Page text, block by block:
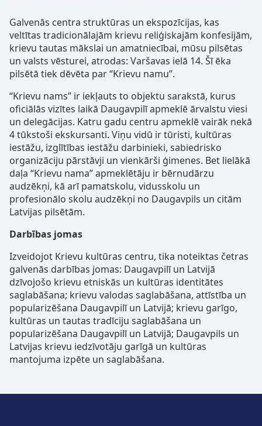
Galvenās centra struktūras un ekspozīcijas, kas
veltītas tradicionālajām krievu reliģiskajām konfesijām,
krievu tautas mākslai un amatniecībai, mūsu pilsētas
un valsts vēsturei, atrodas: Varšavas ielā 14. Šī ēka
pilsētā tiek dēvēta par “Krievu namu”.
“Krievu nams” ir iekļauts to objektu sarakstā, kurus
oficiālās vizītes laikā Daugavpilī apmeklē ārvalstu viesi
un delegācijas. Katru gadu centru apmeklē vairāk nekā
4 tūkstoši ekskursanti. Viņu vidū ir tūristi, kultūras
iestāžu, izglītības iestāžu darbinieki, sabiedrisko
organizāciju pārstāvji un vienkārši ģimenes. Bet lielākā
daļa “Krievu nama” apmeklētāju ir bērnudārzu
audzēkņi, kā arī pamatskolu, vidusskolu un
profesionālo skolu audzēkņi no Daugavpils un citām
Latvijas pilsētām.
Darbības jomas
Izveidojot Krievu kultūras centru, tika noteiktas četras
galvenās darbības jomas: Daugavpilī un Latvijā
dzīvojošo krievu etniskās un kultūras identitātes
saglabāšana; krievu valodas saglabāšana, attīstība un
popularizēšana Daugavpilī un Latvijā; krievu garīgo,
kultūras un tautas tradīciju saglabāšana un
popularizēšana Daugavpilī un Latvijā; Daugavpils un
Latvijas krievu iedzīvotāju garīgā un kultūras
mantojuma izpēte un saglabāšana.